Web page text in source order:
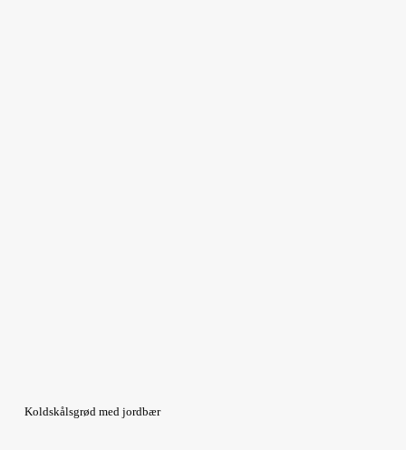
Koldskålsgrød med jordbær